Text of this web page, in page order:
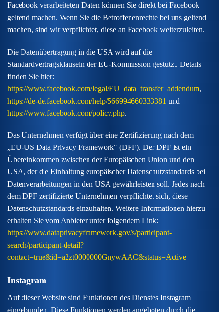
Facebook verarbeiteten Daten können Sie direkt bei Facebook
geltend machen. Wenn Sie die Betroffenenrechte bei uns geltend
machen, sind wir verpflichtet, diese an Facebook weiterzuleiten.
Die Datenübertragung in die USA wird auf die
Standardvertragsklauseln der EU-Kommission gestützt. Details
finden Sie hier:
https://www.facebook.com/legal/EU_data_transfer_addendum,
https://de-de.facebook.com/help/566994660333381 und
https://www.facebook.com/policy.php.
Das Unternehmen verfügt über eine Zertifizierung nach dem
„EU-US Data Privacy Framework“ (DPF). Der DPF ist ein
Übereinkommen zwischen der Europäischen Union und den
USA, der die Einhaltung europäischer Datenschutzstandards bei
Datenverarbeitungen in den USA gewährleisten soll. Jedes nach
dem DPF zertifizierte Unternehmen verpflichtet sich, diese
Datenschutzstandards einzuhalten. Weitere Informationen hierzu
erhalten Sie vom Anbieter unter folgendem Link:
https://www.dataprivacyframework.gov/s/participant-
search/participant-detail?
contact=true&id=a2zt0000000GnywAAC&status=Active
Instagram
Auf dieser Website sind Funktionen des Dienstes Instagram
eingebunden. Diese Funktionen werden angeboten durch die